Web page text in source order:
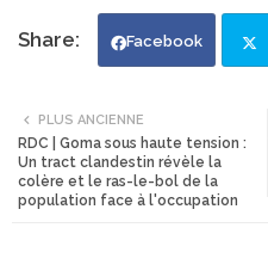
Facebook
tte
PLUS ANCIENNE
RDC | ​Goma sous haute tension :
Un tract clandestin révèle la
colère et le ras-le-bol de la
population face à l'occupation